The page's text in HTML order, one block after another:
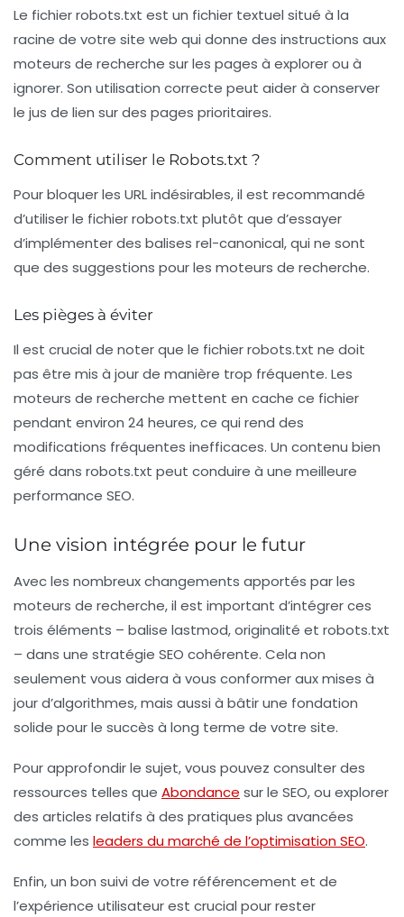
Le fichierrobots.txt est un fichier textuel situé à la
racine de votre site web qui donne des instructions aux
moteurs de recherche sur les pages à explorer ou à
ignorer. Son utilisation correcte peut aider à conserver
le jus de lien sur des pages prioritaires.
Comment utiliser le Robots.txt ?
Pour bloquer les URL indésirables, il est recommandé
d’utiliser le fichierrobots.txt plutôt que d’essayer
d’implémenter des balises rel-canonical, qui ne sont
que des suggestions pour les moteurs de recherche.
Les pièges à éviter
Il est crucial de noter que le fichierrobots.txt ne doit
pas être mis à jour de manière trop fréquente. Les
moteurs de recherche mettent en cache ce fichier
pendant environ 24 heures, ce qui rend des
modifications fréquentes inefficaces. Un contenu bien
géré dans robots.txt peut conduire à une meilleure
performance SEO.
Une vision intégrée pour le futur
Avec les nombreux changements apportés par les
moteurs de recherche, il est important d’intégrer ces
trois éléments – balise lastmod,originalité et robots.txt
– dans une stratégie SEO cohérente. Cela non
seulement vous aidera à vous conformer aux mises à
jour d’algorithmes, mais aussi à bâtir une fondation
solide pour le succès à long terme de votre site.
Pour approfondir le sujet, vous pouvez consulter des
ressources telles que Abondance sur le SEO, ou explorer
des articles relatifs à des pratiques plus avancées
comme les leaders du marché de l’optimisation SEO.
Enfin, un bon suivi de votre référencement et de
l’expérience utilisateur est crucial pour rester